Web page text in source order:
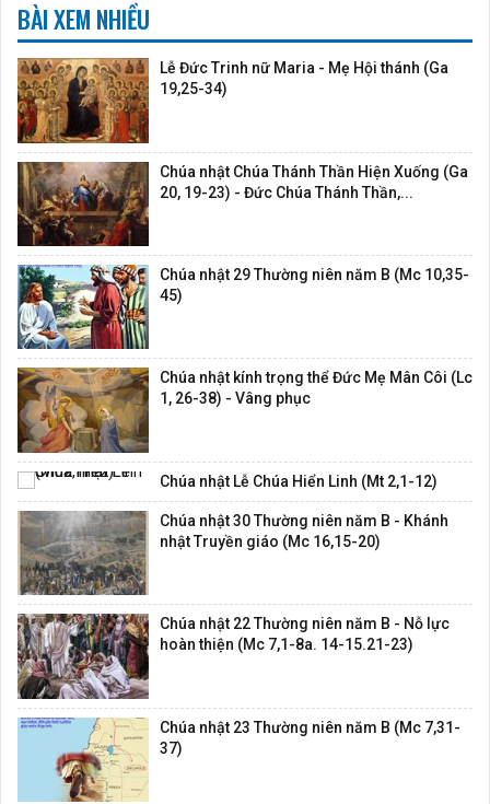
BÀI XEM NHIỀU
Lễ Đức Trinh nữ Maria - Mẹ Hội thánh (Ga
19,25-34)
Chúa nhật Chúa Thánh Thần Hiện Xuống (Ga
20, 19-23) - Đức Chúa Thánh Thần,...
Chúa nhật 29 Thường niên năm B (Mc 10,35-
45)
Chúa nhật kính trọng thể Đức Mẹ Mân Côi (Lc
1, 26-38) - Vâng phục
Chúa nhật Lễ Chúa Hiển Linh (Mt 2,1-12)
Chúa nhật 30 Thường niên năm B - Khánh
nhật Truyền giáo (Mc 16,15-20)
Chúa nhật 22 Thường niên năm B - Nỗ lực
hoàn thiện (Mc 7,1-8a. 14-15.21-23)
Chúa nhật 23 Thường niên năm B (Mc 7,31-
37)